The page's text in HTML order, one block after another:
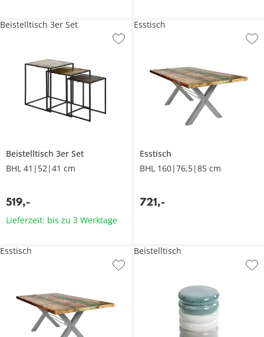
Beistelltisch 3er Set
BHL 41|52|41 cm
519,-
Beistelltisch 3er Set
Lieferzeit: bis zu 3 Werktage
Esstisch
BHL 160|76,5|85 cm
721,-
Esstisch
Esstisch Beistelltisch